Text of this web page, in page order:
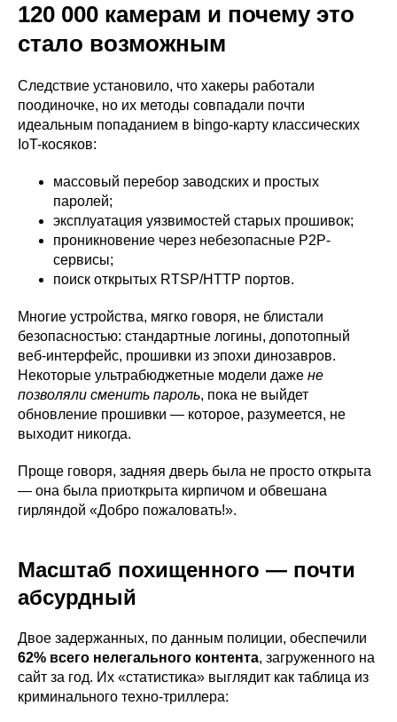
120 000 камерам и почему это
стало возможным
Следствие установило, что хакеры работали
поодиночке, но их методы совпадали почти
идеальным попаданием в bingo-карту классических
IoT-косяков:
массовый перебор заводских и простых
паролей;
эксплуатация уязвимостей старых прошивок;
проникновение через небезопасные P2P-
сервисы;
поиск открытых RTSP/HTTP портов.
Многие устройства, мягко говоря, не блистали
безопасностью: стандартные логины, допотопный
веб-интерфейс, прошивки из эпохи динозавров.
Некоторые ультрабюджетные модели даже не
позволяли сменить пароль, пока не выйдет
обновление прошивки — которое, разумеется, не
выходит никогда.
Проще говоря, задняя дверь была не просто открыта
— она была приоткрыта кирпичом и обвешана
гирляндой «Добро пожаловать!».
Масштаб похищенного — почти
абсурдный
Двое задержанных, по данным полиции, обеспечили
62% всего нелегального контента, загруженного на
сайт за год. Их «статистика» выглядит как таблица из
криминального техно-триллера: